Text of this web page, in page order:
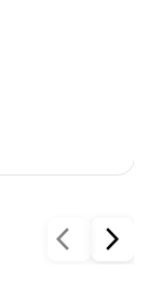
arrow_back_ios arrow_forward_ios